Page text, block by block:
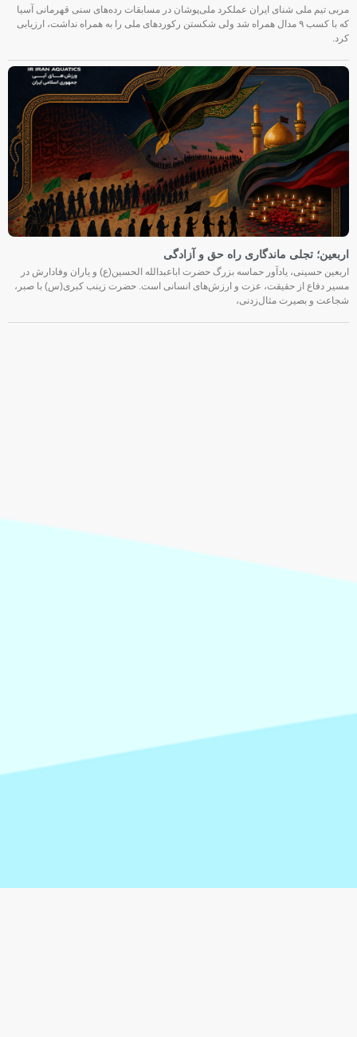
مربی تیم ملی شنای ایران عملکرد ملی‌پوشان در مسابقات رده‌های سنی قهرمانی آسیا
که با کسب ۹ مدال همراه شد ولی شکستن رکوردهای ملی را به همراه نداشت، ارزیابی
کرد.
اربعین؛ تجلی ماندگاری راه حق و آزادگی
اربعین حسینی، یادآور حماسه بزرگ حضرت اباعبدالله الحسین(ع) و یاران وفادارش در
مسیر دفاع از حقیقت، عزت و ارزش‌های انسانی است. حضرت زینب کبری(س) با صبر،
شجاعت و بصیرت مثال‌زدنی،